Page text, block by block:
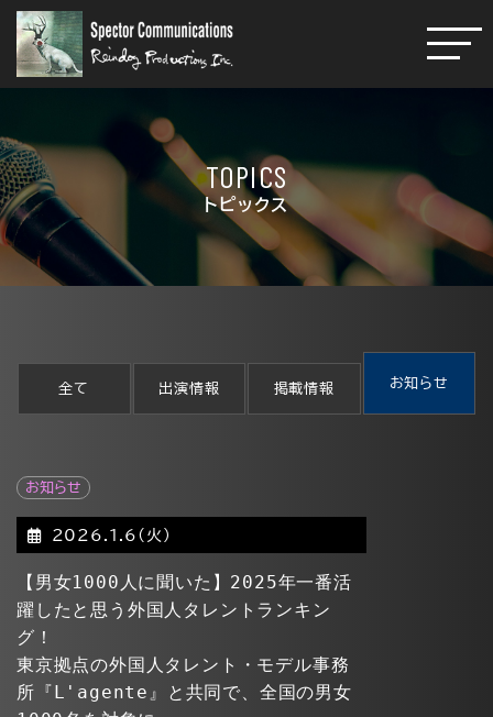
TOPICS
トピックス
全て 出演情報 掲載情報 お知らせ
お知らせ
2026.1.6(火)
【男女1000人に聞いた】2025年一番活
躍したと思う外国人タレントランキン
グ！
東京拠点の外国人タレント・モデル事務
所『L'agente』と共同で、全国の男女